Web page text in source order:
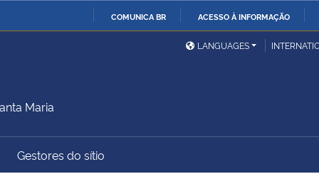
COMUNICA BR ACESSO À INFORMAÇÃO
Ministério da Defesa
Ministério das Relações
Exteriores
Ministério do
LANGUAGES
Maria
Gestores do sítio